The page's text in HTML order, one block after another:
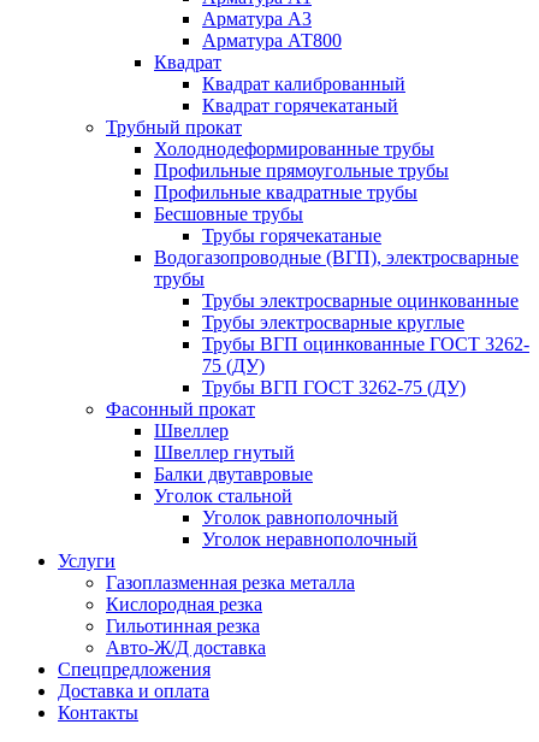
Арматура А3
Арматура АТ800
Квадрат
Квадрат калиброванный
Квадрат горячекатаный
Трубный прокат
Холоднодеформированные трубы
Профильные прямоугольные трубы
Профильные квадратные трубы
Бесшовные трубы
Трубы горячекатаные
Водогазопроводные (ВГП), электросварные
трубы
Трубы электросварные оцинкованные
Трубы электросварные круглые
Трубы ВГП оцинкованные ГОСТ 3262-
75 (ДУ)
Трубы ВГП ГОСТ 3262-75 (ДУ)
Фасонный прокат
Швеллер
Швеллер гнутый
Балки двутавровые
Уголок стальной
Уголок равнополочный
Уголок неравнополочный
Услуги
Газоплазменная резка металла
Кислородная резка
Гильотинная резка
Авто-Ж/Д доставка
Спецпредложения
Доставка и оплата
Контакты